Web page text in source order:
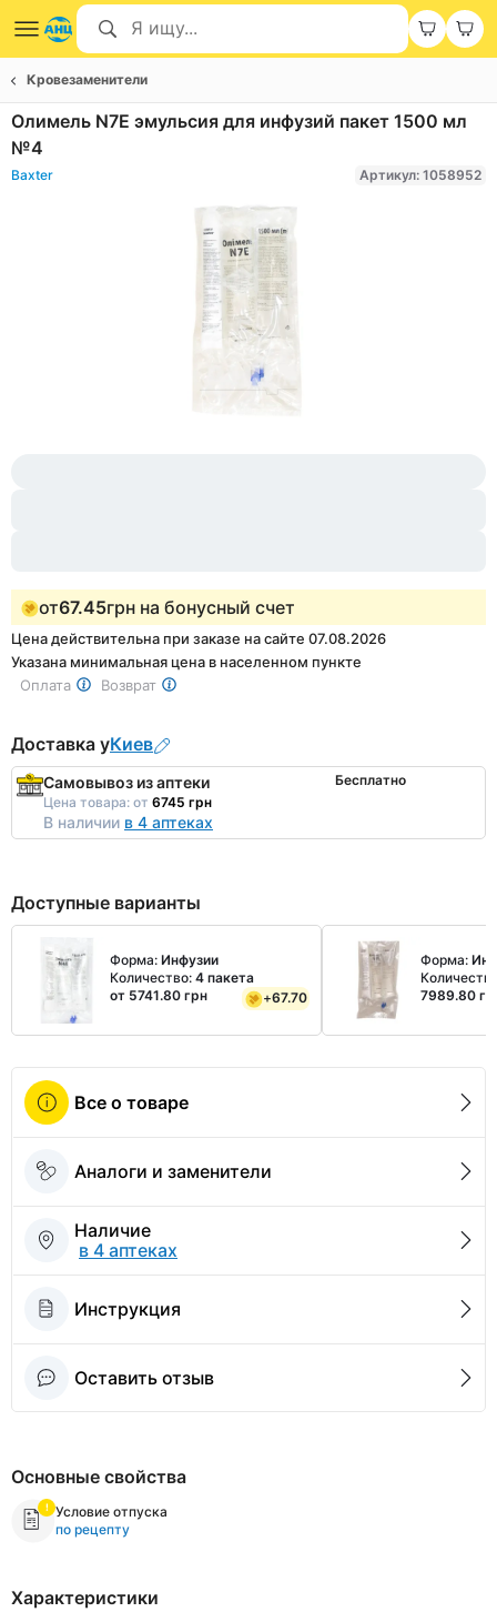
Кровезаменители
Олимель N7E эмульсия для инфузий пакет 1500 мл
№4
Baxter Артикул: 1058952
от67.45грн на бонусный счет
Цена действительна при заказе на сайте 07.08.2026
Указана минимальная цена в населенном пункте
Оплата
Возврат
Доставка уКиев
Самовывоз из аптеки
Цена товара: от 6745 грн
В наличии в 4 аптеках
Бесплатно
Доступные варианты
Форма: Инфузии
Количество: 4 пакета
от 5741.80 грн
+67.70
Форма:
7989.80
Все о товаре
Аналоги и заменители
Наличие
в 4 аптеках
Инструкция
Оставить отзыв
Основные свойства
Условие отпуска
по рецепту
Характеристики